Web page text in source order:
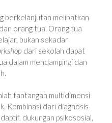
berkelanjutan melibatkan
orang tua. Orang tua
bukan sekadar
dari sekolah dapat
dalam mendampingi dan
tantangan multidimensi
Kombinasi dari diagnosis
dukungan psikososial,